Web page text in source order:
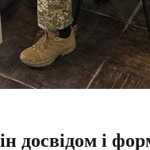
досвідом і